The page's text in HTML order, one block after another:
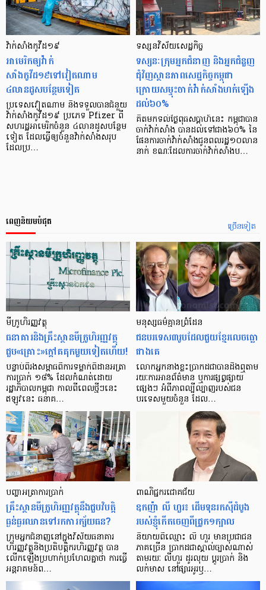
វ៉ាក់សាំងកូវីដ១៩
អាមេរិកឲ្យវ៉ាក់
សាំងកូវីដ១៩ទៅវៀតណាម
៤លានដូសបន្ថែមទៀត
ប្រទេសវៀតណាម នឹងទទួលបានជំនួយ
វ៉ាក់សាំងកូវីដ១៩ ប្រភេទ Pfizer ពី
សហរដ្ឋអាមេរិកចំនួន ៤លានដូសបន្ថែម
ទៀត ដែលធ្វើឲ្យចំនួនវ៉ាក់សាំងសរុប
ដែលប្រ…
ទស្សនវិស័យសេដ្ឋកិច្ច
ទស្សនៈក្រុមអ្នកជំនាញ និងអ្នកជំនួញ
ជុំវិញស្ថានភាពសេដ្ឋកិច្ចកម្ពុជា
ក្រោយសម្ទុះចាក់វ៉ាក់សាំងហក់ឡើង
ដល់៦០%
គិតមកទល់ថ្ងៃពុធសប្ដាហ៍នេះ កម្ពុជាបាន
ចាក់វ៉ាក់សាំង បានដល់ទៅជាង៦០% នៃ
ផែនការចាក់វ៉ាក់សាំងជូនពលរដ្ឋ១០លាន
នាក់ ខណៈដែលការចាក់វ៉ាក់សាំងប…
ច្រើនទៀត
ពេញនិយមបំផុត
មីក្រូ​ហិរញ្ញវត្ថុ
ធនាគារ​និង​គ្រឹះស្ថាន​មីក្រូ​ហិរញ្ញវត្ថុ​
ជួប«គ្រោះ»ក្តៅ​គគុក​មួយ​ទៀត​ហើយ!
បន្ទាប់​ពី​រង​សម្ពាធ​​ពី​ការ​ទម្លាក់​ពិដាន​អត្រា​
ការ​ប្រាក់ ១៨​% ដែល​កំណត់​ដោយ​
រដ្ឋាភិបាល​កម្ពុជា កាល​ពី​ពេល​ថ្មីៗ​នេះ
ឥឡូវ​នេះ ធនាគ…
មនុស្ស​ធម៌​គ្មាន​ព្រំដែន
ជន​បរទេស​៣​រូប​ដែល​ជួយ​ខ្មែរ​លេច​ធ្លោ​
ជាង​គេ
លោកអ្នក​នាង​ខ្លះ​ប្រាកដ​ជា​បាន​​ដឹង​ឮ​តាម​
រយៈ​ការ​អាន​ព័ត៌មាន ឬ​ការ​ផ្សព្វផ្សាយ​
ផ្សេងៗ អំពី​ភាព​ល្បីល្បាញ​របស់​ជន​
បរទេស​មួយ​ចំនួន ដែល…
បញ្ហា​អត្រា​ការប្រាក់
គ្រឹះស្ថាន​មីក្រូ​ហិរញ្ញវត្ថុ​នឹង​ជួប​វិបត្តិ​
ធ្ងន់ធ្ងរ​ឈាន​ទៅ​រក​ការ​ក្ស័យធន?
ក្រុម​អ្នក​ជំនាញ​នៅ​ក្នុង​វិស័យ​ធនាគារ
ហិរញ្ញវត្ថុ​និង​ប្រតិបត្តិករ​ហិរញ្ញ​វត្ថុ បាន​​
លើក​ឡើង​ប្រហាក់​ប្រហែល​គ្នា​ថា ការ​ធ្វើ​
អន្តរាគមន៍​ព…
ពាណិជ្ជករជោគជ័យ
ឧកញ៉ា លី ហួរ៖ ដើមទុនរកស៊ីដំបូង
របស់ខ្ញុំកើតចេញពីជ្រូក១ក្បាល
និយាយ​ពី​ឈ្មោះ លី ហួរ មាន​ប្រជាជន​
ភាគ​ច្រើន ប្រាកដ​ជា​ស្គាល់​ច្បាស់​ណាស់
តាមរយៈ លីហួរ ដូរ​លុយ ប្តូរ​បា្រក់ និង​
លក់​មាស នៅ​ផ្សារ​អូរ​ឫ…